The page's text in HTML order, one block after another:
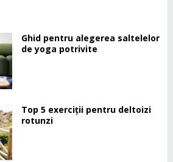
Ghid pentru alegerea saltelelor
de yoga potrivite
Top 5 exerciții pentru deltoizi
rotunzi